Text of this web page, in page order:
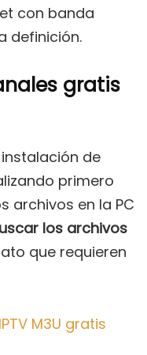
con banda
definición.
gratis
de
primero
archivos en la PC
los archivos
que requieren
M3U gratis